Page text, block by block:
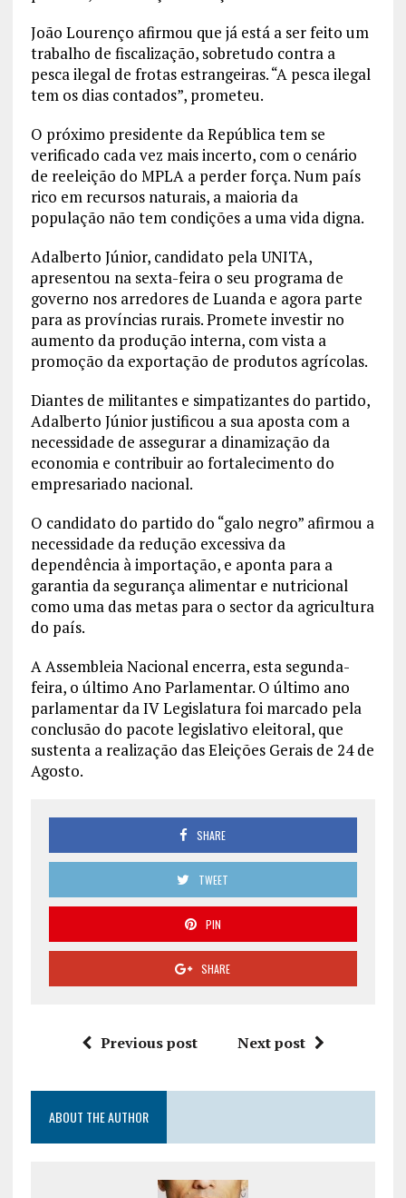
João Lourenço afirmou que já está a ser feito um
trabalho de fiscalização, sobretudo contra a
pesca ilegal de frotas estrangeiras. “A pesca ilegal
tem os dias contados”, prometeu.
O próximo presidente da República tem se
verificado cada vez mais incerto, com o cenário
de reeleição do MPLA a perder força. Num país
rico em recursos naturais, a maioria da
população não tem condições a uma vida digna.
Adalberto Júnior, candidato pela UNITA,
apresentou na sexta-feira o seu programa de
governo nos arredores de Luanda e agora parte
para as províncias rurais. Promete investir no
aumento da produção interna, com vista a
promoção da exportação de produtos agrícolas.
Diantes de militantes e simpatizantes do partido,
Adalberto Júnior justificou a sua aposta com a
necessidade de assegurar a dinamização da
economia e contribuir ao fortalecimento do
empresariado nacional.
O candidato do partido do “galo negro” afirmou a
necessidade da redução excessiva da
dependência à importação, e aponta para a
garantia da segurança alimentar e nutricional
como uma das metas para o sector da agricultura
do país.
A Assembleia Nacional encerra, esta segunda-
feira, o último Ano Parlamentar. O último ano
parlamentar da IV Legislatura foi marcado pela
conclusão do pacote legislativo eleitoral, que
sustenta a realização das Eleições Gerais de 24 de
Agosto.
SHARE
TWEET
PIN
SHARE
Previous post Next post
ABOUT THE AUTHOR